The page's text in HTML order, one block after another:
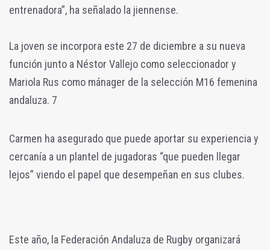
entrenadora”, ha señalado la jiennense.
La joven se incorpora este 27 de diciembre a su nueva
función junto a Néstor Vallejo como seleccionador y
Mariola Rus como mánager de la selección M16 femenina
andaluza. 7
Carmen ha asegurado que puede aportar su experiencia y
cercanía a un plantel de jugadoras “que pueden llegar
lejos” viendo el papel que desempeñan en sus clubes.
Este año, la Federación Andaluza de Rugby organizará